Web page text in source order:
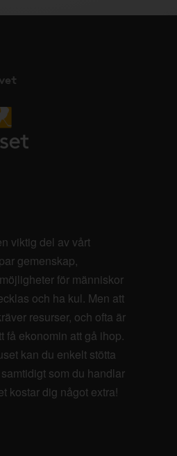
viktig del av vårt
gemenskap,
för människor
och ha kul. Men att
resurser, och ofta är
få ekonomin att gå ihop.
kan du enkelt stötta
som du handlar
kostar dig något extra!